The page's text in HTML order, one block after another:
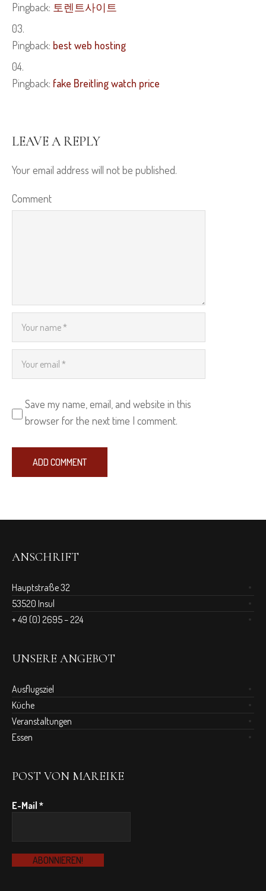
Pingback: 토렌트사이트
Pingback: best web hosting
Pingback: fake Breitling watch price
LEAVE A REPLY
Your email address will not be published.
Comment
Save my name, email, and website in this
browser for the next time I comment.
ANSCHRIFT
Hauptstraße 32
53520 Insul
+ 49 (0) 2695 – 224
UNSERE ANGEBOT
Ausflugsziel
Küche
Veranstaltungen
Essen
POST VON MAREIKE
E-Mail*